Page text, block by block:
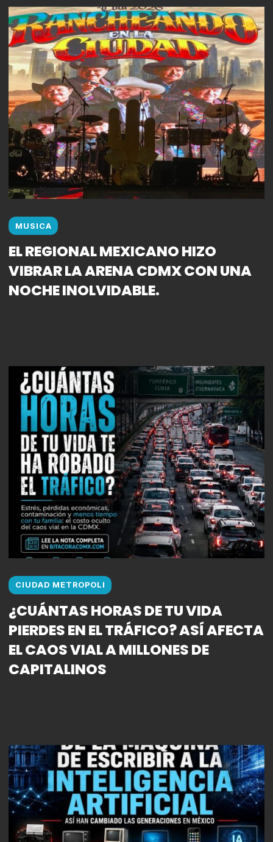
MUSICA
EL REGIONAL MEXICANO HIZO
VIBRAR LA ARENA CDMX CON UNA
NOCHE INOLVIDABLE.
CIUDAD METROPOLI
¿CUÁNTAS HORAS DE TU VIDA
PIERDES EN EL TRÁFICO? ASÍ AFECTA
EL CAOS VIAL A MILLONES DE
CAPITALINOS